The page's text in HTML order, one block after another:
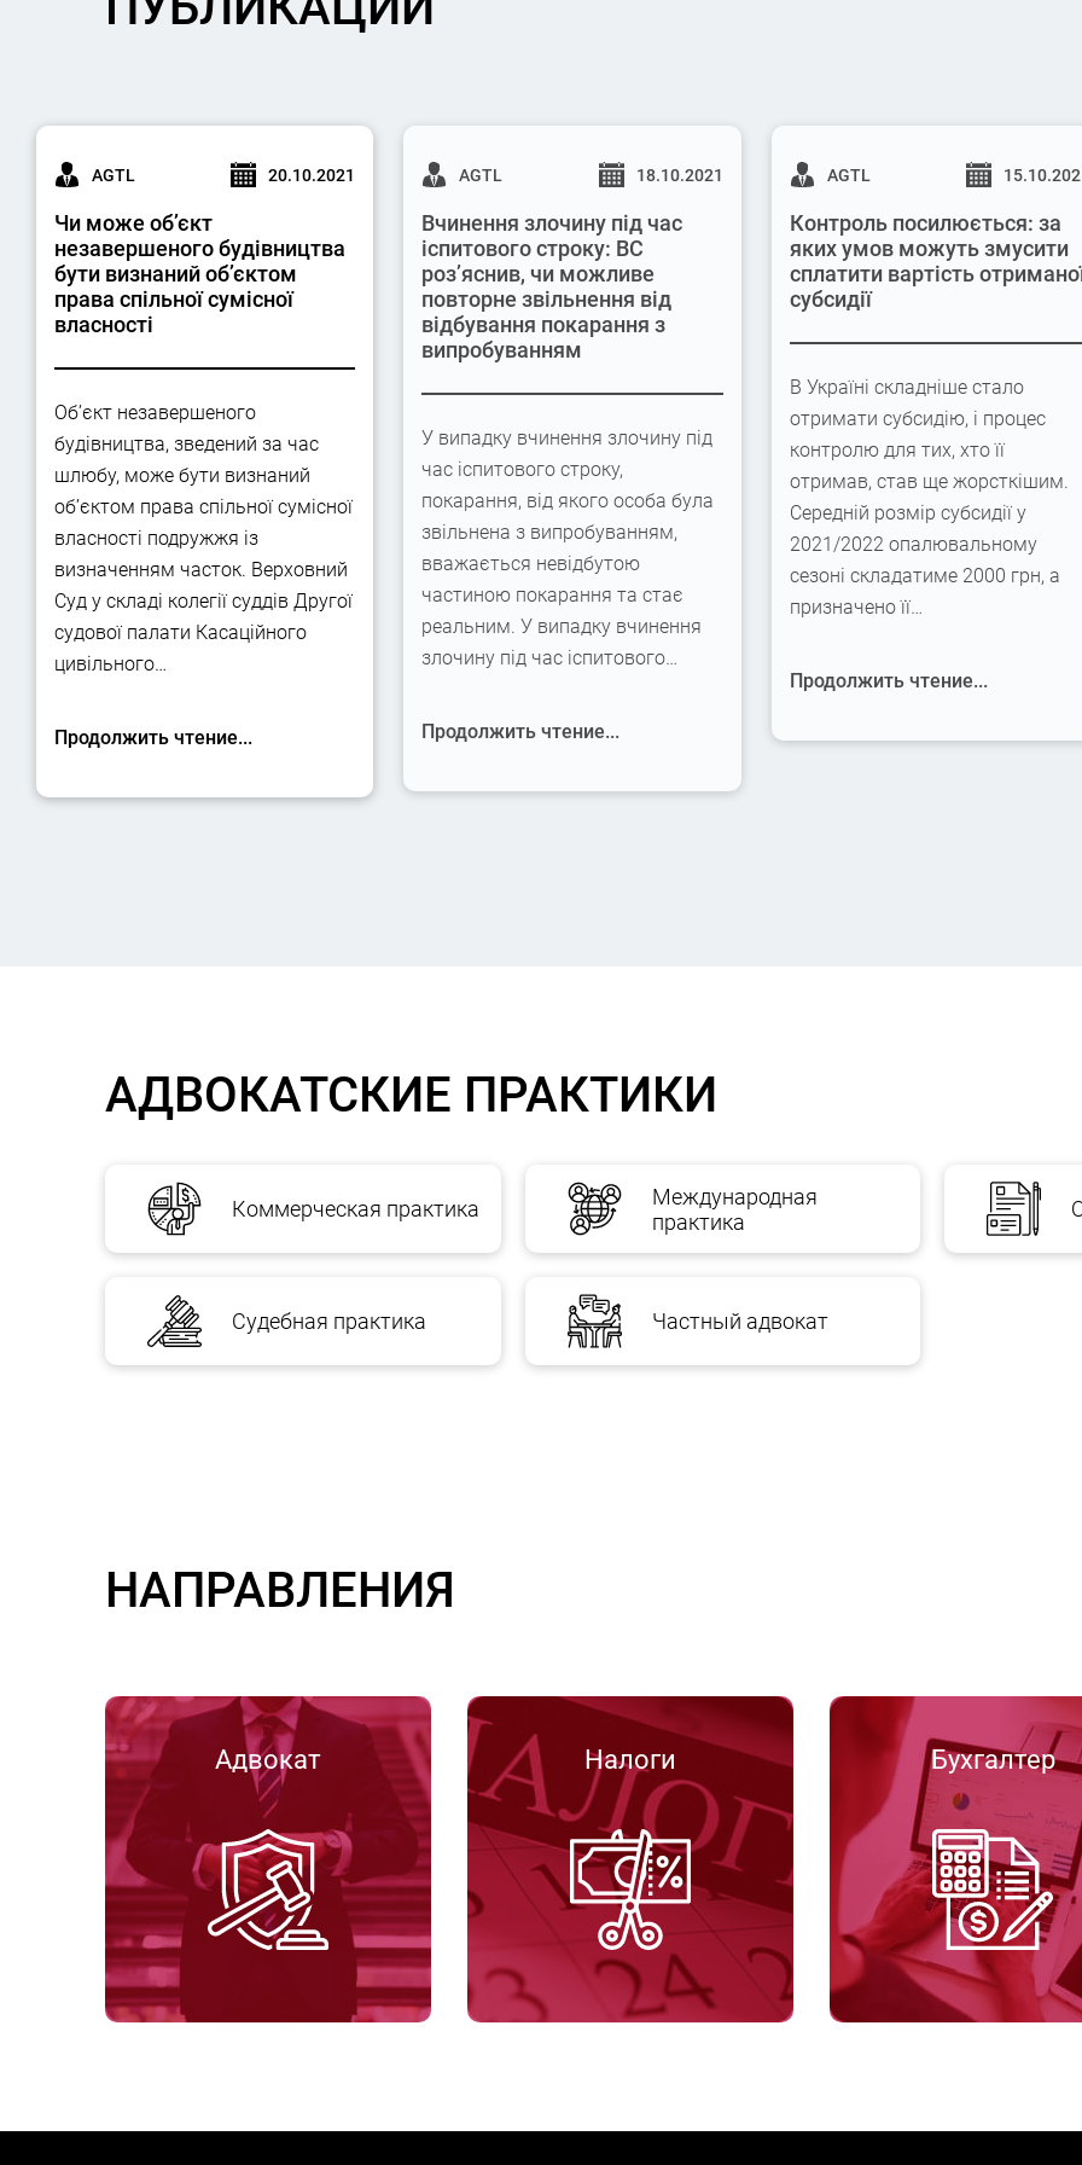
AGTL 20.10.2021
Чи може об’єкт
незавершеного будівництва
бути визнаний об’єктом
права спільної сумісної
власності
Об’єкт незавершеного
будівництва, зведений за час
шлюбу, може бути визнаний
об’єктом права спільної сумісної
власності подружжя із
визначенням часток. Верховний
Суд у складі колегії суддів Другої
судової палати Касаційного
цивільного…
Продолжить чтение...
AGTL 18.10.2021
Вчинення злочину під час
іспитового строку: ВС
роз’яснив, чи можливе
повторне звільнення від
відбування покарання з
випробуванням
У випадку вчинення злочину під
час іспитового строку,
покарання, від якого особа була
звільнена з випробуванням,
вважається невідбутою
частиною покарання та стає
реальним. У випадку вчинення
злочину під час іспитового…
Продолжить чтение...
AGTL
Контроль посилюється: за
яких умов можуть змусити
сплатити вартість
субсидії
В Україні складніше стало
отримати субсидію, і процес
контролю для тих, хто її
отримав, став ще жорсткішим.
Середній розмір субсидії у
2021/2022 опалювальному
сезоні складатиме 2000 грн, а
призначено її…
Продолжить чтение...
АДВОКАТСКИЕ ПРАКТИКИ
Коммерческая практика
Международная
практика
Судебная практика Частный адвокат
НАПРАВЛЕНИЯ
Адвокат Налоги Бухгалтер